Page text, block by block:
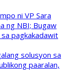
ni VP Sara
ng NBI; Bugaw
sa pagkakadawit
solusyon sa
paaralan,